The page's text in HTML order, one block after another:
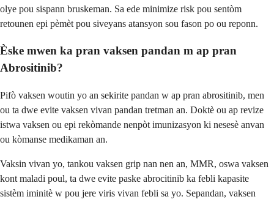
olye pou sispann bruskeman. Sa ede minimize risk pou sentòm
retounen epi pèmèt pou siveyans atansyon sou fason po ou reponn.
Èske mwen ka pran vaksen pandan m ap pran
Abrositinib?
Pifò vaksen woutin yo an sekirite pandan w ap pran abrositinib, men
ou ta dwe evite vaksen vivan pandan tretman an. Doktè ou ap revize
istwa vaksen ou epi rekòmande nenpòt imunizasyon ki nesesè anvan
ou kòmanse medikaman an.
Vaksin vivan yo, tankou vaksen grip nan nen an, MMR, oswa vaksen
kont maladi poul, ta dwe evite paske abrocitinib ka febli kapasite
sistèm iminitè w pou jere viris vivan febli sa yo. Sepandan, vaksen